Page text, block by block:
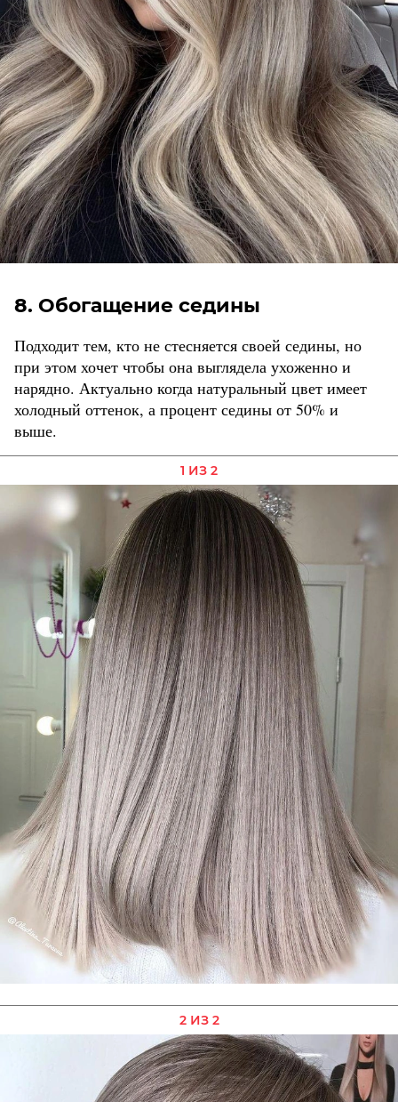
8. Обогащение седины
Подходит тем, кто не стесняется своей седины, но
при этом хочет чтобы она выглядела ухоженно и
нарядно. Актуально когда натуральный цвет имеет
холодный оттенок, а процент седины от 50% и
выше.
1 ИЗ 2
2 ИЗ 2